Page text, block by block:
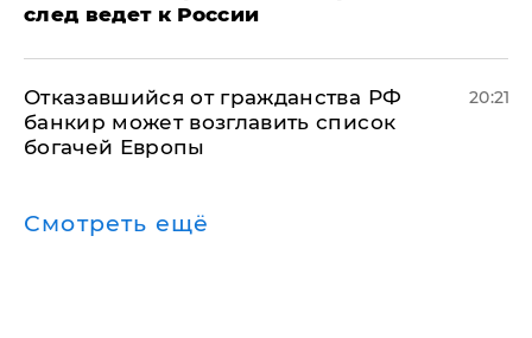
след ведет к России
Отказавшийся от гражданства РФ
банкир может возглавить список
богачей Европы
20:21
Смотреть ещё